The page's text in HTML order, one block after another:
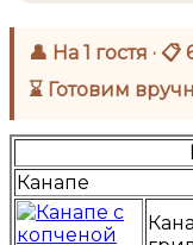
👤 На 1 гостя · 📋
⌛ Готовим
Канапе